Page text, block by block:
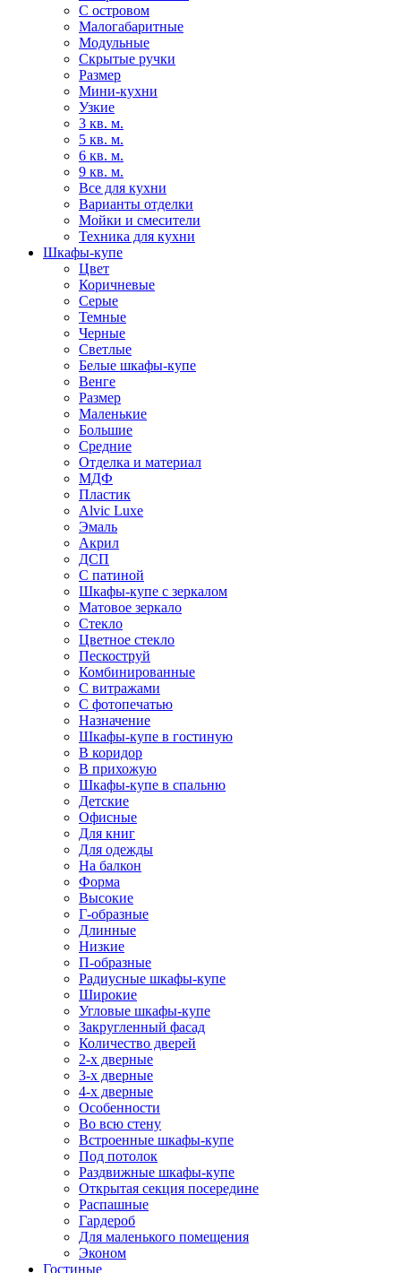
С островом
Малогабаритные
Модульные
Скрытые ручки
Размер
Мини-кухни
Узкие
3 кв. м.
5 кв. м.
6 кв. м.
9 кв. м.
Все для кухни
Варианты отделки
Мойки и смесители
Техника для кухни
Шкафы-купе
Цвет
Коричневые
Серые
Темные
Черные
Светлые
Белые шкафы-купе
Венге
Размер
Маленькие
Большие
Средние
Отделка и материал
МДФ
Пластик
Alvic Luxe
Эмаль
Акрил
ДСП
С патиной
Шкафы-купе с зеркалом
Матовое зеркало
Стекло
Цветное стекло
Пескоструй
Комбинированные
С витражами
С фотопечатью
Назначение
Шкафы-купе в гостиную
В коридор
В прихожую
Шкафы-купе в спальню
Детские
Офисные
Для книг
Для одежды
На балкон
Форма
Высокие
Г-образные
Длинные
Низкие
П-образные
Радиусные шкафы-купе
Широкие
Угловые шкафы-купе
Закругленный фасад
Количество дверей
2-х дверные
3-х дверные
4-х дверные
Особенности
Во всю стену
Встроенные шкафы-купе
Под потолок
Раздвижные шкафы-купе
Открытая секция посередине
Распашные
Гардероб
Для маленького помещения
Эконом
Гостиные